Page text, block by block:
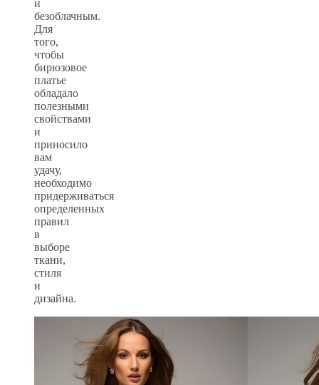
и
безоблачным.
Для
того,
чтобы
бирюзовое
платье
обладало
полезными
свойствами
и
приносило
вам
удачу,
необходимо
придерживаться
определенных
правил
в
выборе
ткани,
стиля
и
дизайна.